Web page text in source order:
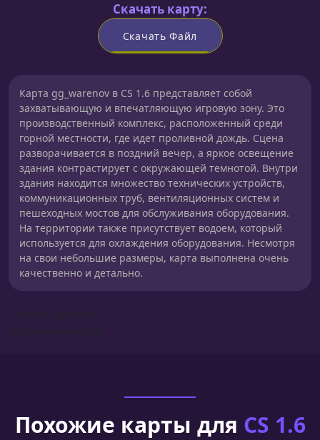
Скачать карту:
Скачать Файл
Карта gg_warenov в CS 1.6 представляет собой
захватывающую и впечатляющую игровую зону. Это
производственный комплекс, расположенный среди
горной местности, где идет проливной дождь. Сцена
разворачивается в поздний вечер, а яркое освещение
здания контрастирует с окружающей темнотой. Внутри
здания находится множество технических устройств,
коммуникационных труб, вентиляционных систем и
пешеходных мостов для обслуживания оборудования.
На территории также присутствует водоем, который
используется для охлаждения оборудования. Несмотря
на свои небольшие размеры, карта выполнена очень
качественно и детально.
Похожие карты для CS 1.6